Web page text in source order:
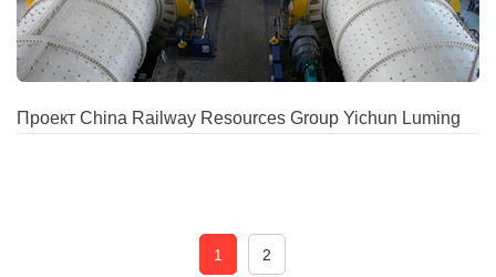
Проект China Railway Resources Group Yichun Luming
1 2